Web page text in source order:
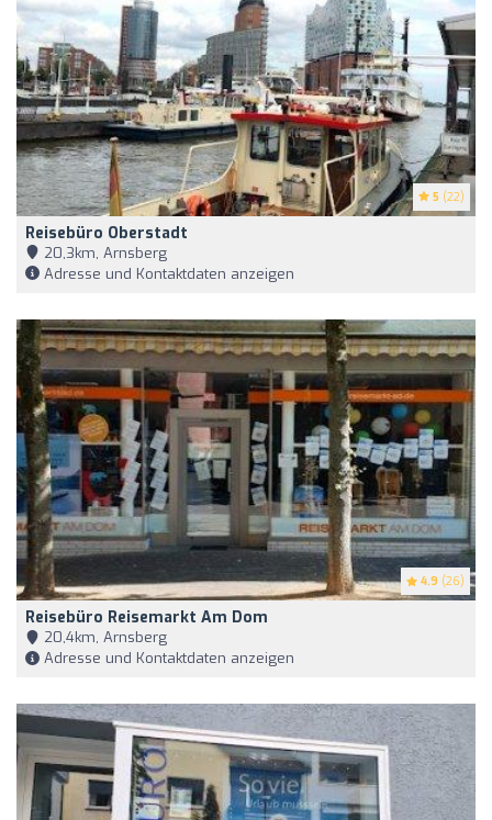
5 (22)
Reisebüro Oberstadt
20,3km, Arnsberg
Adresse und Kontaktdaten anzeigen
4.9 (26)
Reisebüro Reisemarkt Am Dom
20,4km, Arnsberg
Adresse und Kontaktdaten anzeigen